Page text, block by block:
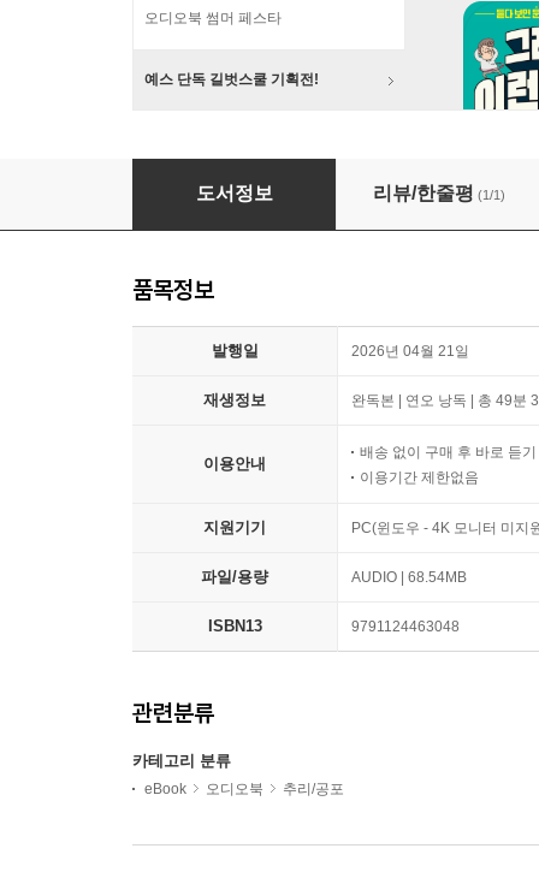
오디오북 썸머 페스타
예스 단독 길벗스쿨 기획전!
셜록 홈즈 미발표 사건들: 모티머가의 기이한 소
도서정보 리뷰/한줄평 (1/1)
품목정보
발행일 2026년 04월 21일
재생정보 완독본 | 연오 낭독 | 총 49분
이용안내
배송 없이 구매 후 바로 듣기
이용기간 제한없음
지원기기 PC(윈도우 - 4K 모니터 미지
파일/용량 AUDIO | 68.54MB
ISBN13 9791124463048
관련분류
카테고리 분류
eBook 오디오북 추리/공포